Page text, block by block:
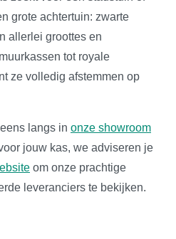
grote achtertuin: zwarte
allerlei groottes en
tot royale
ze volledig afstemmen op
langs in onze showroom
jouw kas, we adviseren je
om onze prachtige
leveranciers te bekijken.